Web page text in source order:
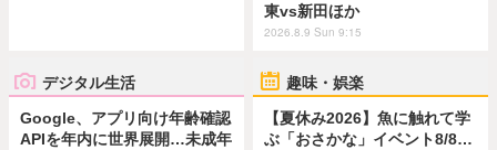
東vs新田ほか
2026.8.9 Sun 9:15
デジタル生活
Google、アプリ向け年齢確認
APIを年内に世界展開…未成年
趣味・娯楽
【夏休み2026】魚に触れて学
ぶ「おさかな」イベント8/8…